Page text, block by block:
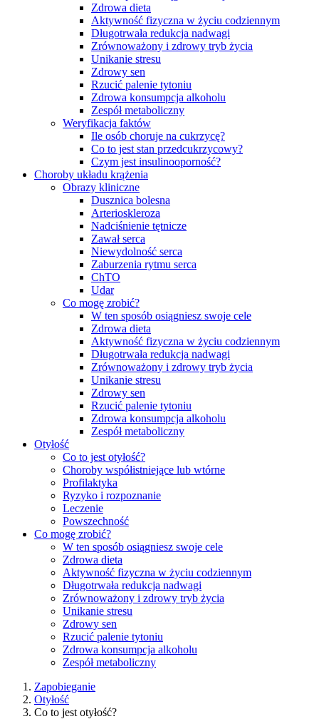
Zdrowa dieta
Aktywność fizyczna w życiu codziennym
Długotrwała redukcja nadwagi
Zrównoważony i zdrowy tryb życia
Unikanie stresu
Zdrowy sen
Rzucić palenie tytoniu
Zdrowa konsumpcja alkoholu
Zespół metaboliczny
Weryfikacja faktów
Ile osób choruje na cukrzycę?
Co to jest stan przedcukrzycowy?
Czym jest insulinooporność?
Choroby układu krążenia
Obrazy kliniczne
Dusznica bolesna
Arterioskleroza
Nadciśnienie tętnicze
Zawał serca
Niewydolność serca
Zaburzenia rytmu serca
ChTO
Udar
Co mogę zrobić?
W ten sposób osiągniesz swoje cele
Zdrowa dieta
Aktywność fizyczna w życiu codziennym
Długotrwała redukcja nadwagi
Zrównoważony i zdrowy tryb życia
Unikanie stresu
Zdrowy sen
Rzucić palenie tytoniu
Zdrowa konsumpcja alkoholu
Zespół metaboliczny
Otyłość
Co to jest otyłość?
Choroby współistniejące lub wtórne
Profilaktyka
Ryzyko i rozpoznanie
Leczenie
Powszechność
Co mogę zrobić?
W ten sposób osiągniesz swoje cele
Zdrowa dieta
Aktywność fizyczna w życiu codziennym
Długotrwała redukcja nadwagi
Zrównoważony i zdrowy tryb życia
Unikanie stresu
Zdrowy sen
Rzucić palenie tytoniu
Zdrowa konsumpcja alkoholu
Zespół metaboliczny
Zapobieganie
Otyłość
Co to jest otyłość?